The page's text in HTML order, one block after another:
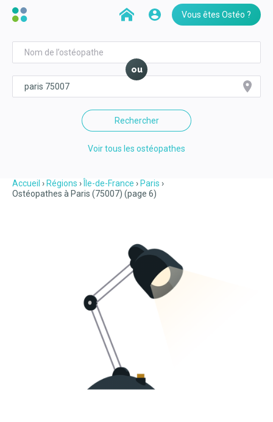
Vous êtes Ostéo ?
ou
Rechercher
Voir tous les ostéopathes
Accueil Régions Île-de-France
Paris
Ostéopathes à Paris (75007) (page 6)